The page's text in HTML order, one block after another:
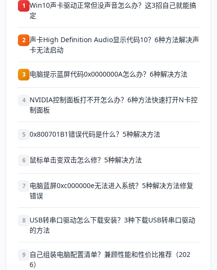
1 Win10声卡驱动正常但没声音怎么办？这3招自己就能搞
定
2 声卡High Definition Audio显示代码10？6种方法解决声
卡无法启动
3 电脑提示蓝屏代码0x0000000A怎么办？6种解决方法
4 NVIDIA控制面板打不开怎么办？6种方法快速打开N卡控
制面板
5 0x800701B1错误代码是什么？5种解决方法
6 鼠标单击变双击怎么修？5种解决方法
7 电脑蓝屏0xc000000e无法进入系统？5种解决方法修复
错误
8 USB转串口驱动怎么下载安装？3种下载USB转串口驱动
的方法
9
自己组装电脑配置清单？兼顾性能和性价比推荐（202
6）